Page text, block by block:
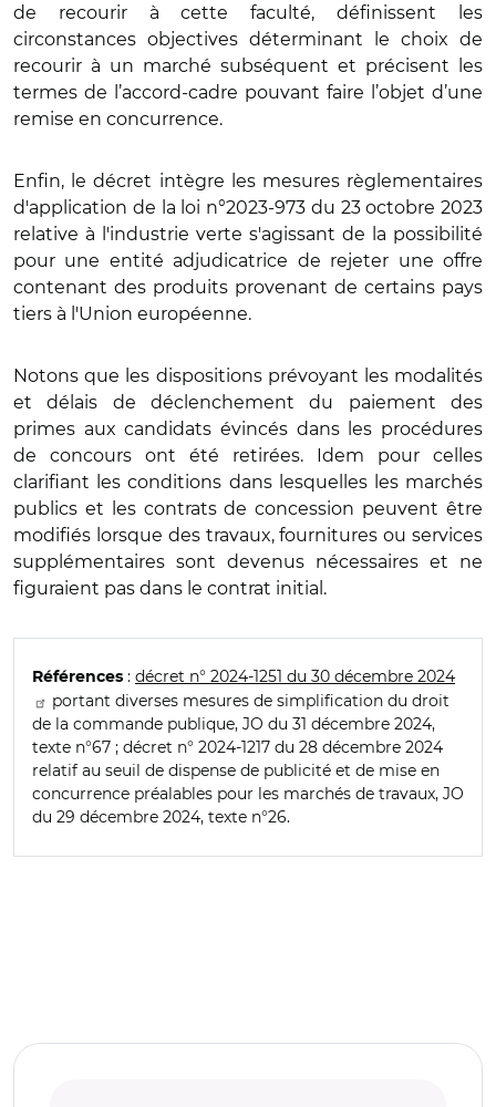
de recourir à cette faculté, définissent les
circonstances objectives déterminant le choix de
recourir à un marché subséquent et précisent les
termes de l’accord-cadre pouvant faire l’objet d’une
remise en concurrence.
Enfin, le décret intègre les mesures règlementaires
d'application de la loi n°2023-973 du 23 octobre 2023
relative à l'industrie verte s'agissant de la possibilité
pour une entité adjudicatrice de rejeter une offre
contenant des produits provenant de certains pays
tiers à l'Union européenne.
Notons que les dispositions prévoyant les modalités
et délais de déclenchement du paiement des
primes aux candidats évincés dans les procédures
de concours ont été retirées. Idem pour celles
clarifiant les conditions dans lesquelles les marchés
publics et les contrats de concession peuvent être
modifiés lorsque des travaux, fournitures ou services
supplémentaires sont devenus nécessaires et ne
figuraient pas dans le contrat initial.
Références : décret n° 2024-1251 du 30 décembre 2024
portant diverses mesures de simplification du droit
de la commande publique, JO du 31 décembre 2024,
texte n°67 ; décret n° 2024-1217 du 28 décembre 2024
relatif au seuil de dispense de publicité et de mise en
concurrence préalables pour les marchés de travaux, JO
du 29 décembre 2024, texte n°26.